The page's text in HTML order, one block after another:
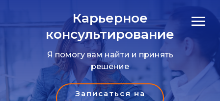
Карьерное
консультирование
Я помогу вам найти и принять
решение
Записаться на